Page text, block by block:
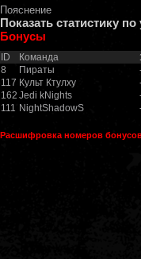
Пояснение
Показать статистику
Бонусы
ID Команда
8
Пираты
117 Культ Ктулху
162 Jedi kNights
111 NightShadowS
Расшифровка номеров